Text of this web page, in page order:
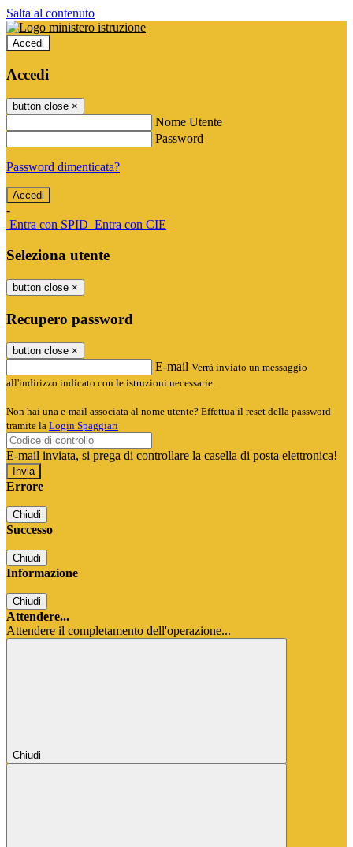
Salta al contenuto
Accedi
Accedi
button close ×
Nome Utente
Password
Password dimenticata?
-
Entra con SPID Entra con CIE
Seleziona utente
button close ×
Recupero password
button close ×
E-mail Verrà inviato un messaggio
all'indirizzo indicato con le istruzioni necessarie.
Non hai una e-mail associata al nome utente? Effettua il reset della password
tramite la Login Spaggiari
E-mail inviata, si prega di controllare la casella di posta elettronica!
Errore
Chiudi
Successo
Chiudi
Informazione
Chiudi
Attendere...
Attendere il completamento dell'operazione...
Chiudi